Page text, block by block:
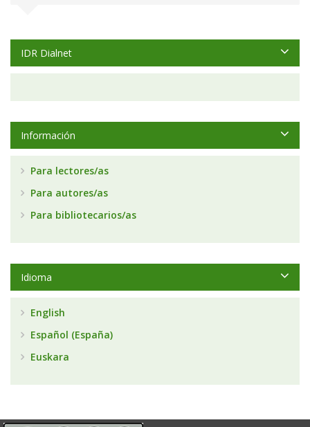
IDR Dialnet
Información
Para lectores/as
Para autores/as
Para bibliotecarios/as
Idioma
English
Español (España)
Euskara